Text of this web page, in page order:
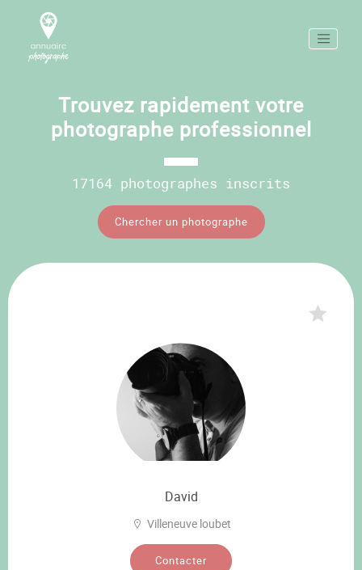
Trouvez rapidement votre
photographe professionnel
17164 photographes inscrits
Chercher un photographe
David
Villeneuve loubet
Contacter